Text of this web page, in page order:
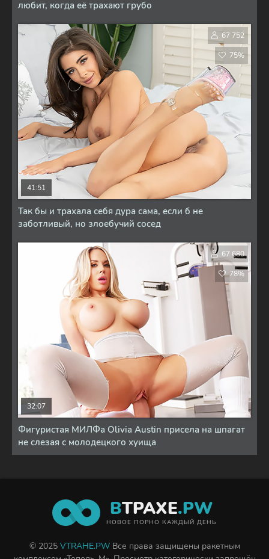
любит, когда её трахают грубо
Так бы и трахала себя дура сама, если б не
заботливый, но злоебучий сосед
41:51
67 752
75%
Фигуристая МИЛФа Olivia Austin присела на шпагат
не слезая с молодецкого хуища
32:07
67 680
78%
ВТРАХЕ.PW
НОВОЕ ПОРНО КАЖДЫЙ ДЕНЬ
© 2025 VTRAHE.PWВсе права защищены ракетным